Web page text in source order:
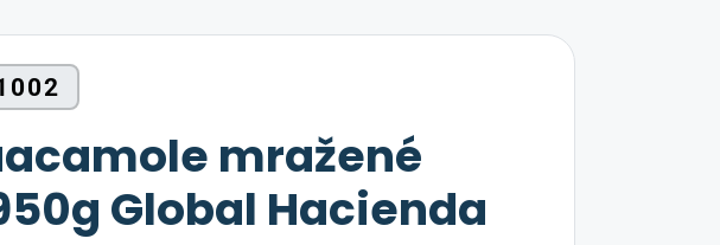
mražené
Global Hacienda